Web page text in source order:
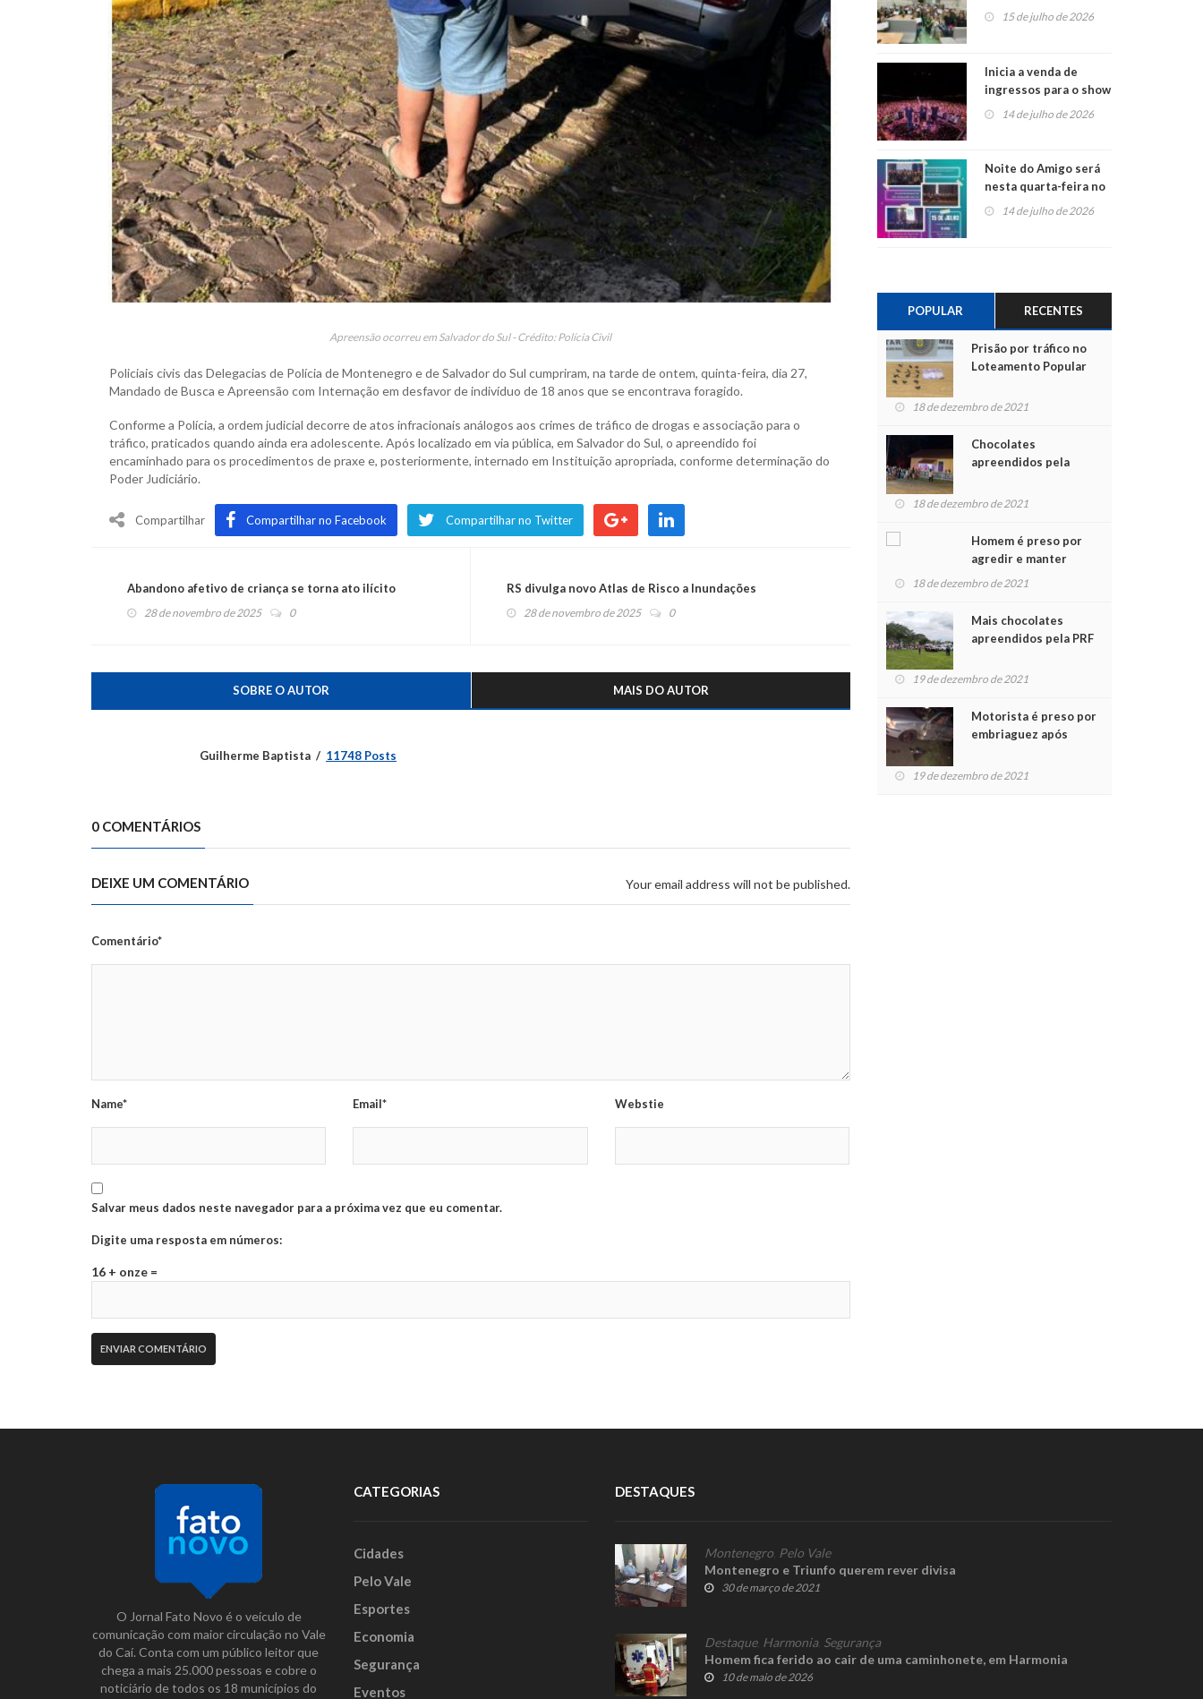
Apreensão ocorreu em Salvador do Sul - Crédito: Polícia Civil
Policiais civis das Delegacias de Polícia de Montenegro e de Salvador do Sul cumpriram, na tarde de ontem, quinta-feira, dia 27,
Mandado de Busca e Apreensão com Internação em desfavor de indivíduo de 18 anos que se encontrava foragido.
Conforme a Polícia, a ordem judicial decorre de atos infracionais análogos aos crimes de tráfico de drogas e associação para o
tráfico, praticados quando ainda era adolescente. Após localizado em via pública, em Salvador do Sul, o apreendido foi
encaminhado para os procedimentos de praxe e, posteriormente, internado em Instituição apropriada, conforme determinação do
Poder Judiciário.
Compartilhar Compartilhar no Facebook Compartilhar no Twitter
Abandono afetivo de criança se torna ato ilícito
28 de novembro de 2025 0
RS divulga novo Atlas de Risco a Inundações
28 de novembro de 2025 0
SOBRE O AUTOR MAIS DO AUTOR
Guilherme Baptista 11748 Posts
0 COMENTÁRIOS
DEIXE UM COMENTÁRIO Your email address will not be published.
Comentário*
Name* Email* Webstie
Salvar meus dados neste navegador para a próxima vez que eu comentar.
Digite uma resposta em números:
16 + onze =
projetos em
15 de julho de 2026
Inicia a venda de
ingressos para o show
do Jota Quest nos 45
anos da Sicredi Ouro
14 de julho de 2026
Noite do Amigo será
nesta quarta-feira no
Centro de Cultura de
14 de julho de 2026
POPULAR RECENTES
Prisão por tráfico no
Loteamento Popular
18 de dezembro de 2021
Chocolates
apreendidos pela
para crianças na
18 de dezembro de 2021
Homem é preso por
agredir e manter
mulher em cárcere
18 de dezembro de 2021
Mais chocolates
apreendidos pela PRF
crianças no Natal
19 de dezembro de 2021
Motorista é preso por
embriaguez após
feridos
19 de dezembro de 2021
O Jornal Fato Novo é o veículo de
comunicação com maior circulação no Vale
do Caí. Conta com um público leitor que
chega a mais 25.000 pessoas e cobre o
noticiário de todos os 18 municípios do
CATEGORIAS
Cidades
Pelo Vale
Esportes
Economia
Segurança
Eventos
DESTAQUES
Montenegro Pelo Vale
Montenegro e Triunfo querem rever divisa
30 de março de 2021
Destaque, Harmonia, Segurança
Homem fica ferido ao cair de uma caminhonete, em Harmonia
10 de maio de 2026